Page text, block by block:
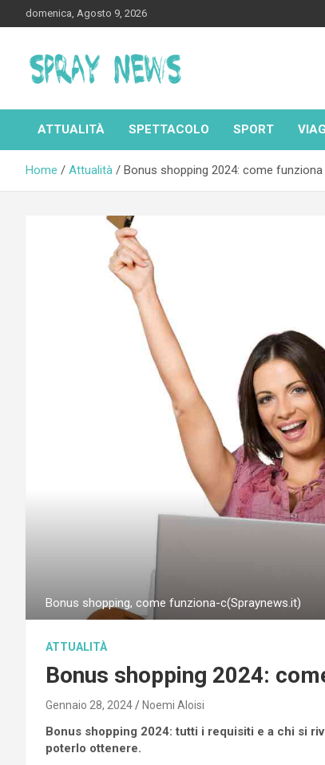
to
domenica, Agosto 9, 2026
Spraynews.it
ATTUALITÀ SPETTACOLO SPORT
Home Attualità Bonus shopping 2024: come
Bonus shopping, come funziona-c(Spraynews.it)
ATTUALITÀ
Bonus shopping 2024:
Gennaio 28, 2024 Noemi Aloisi
Bonus shopping 2024: tutti i requisiti e a chi si
poterlo ottenere.